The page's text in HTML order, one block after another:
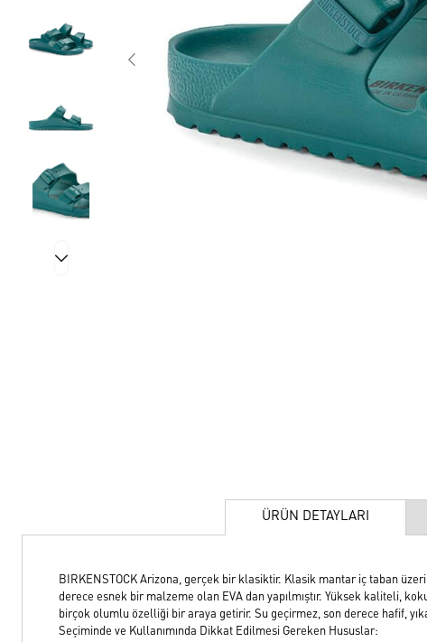
ÜRÜN DETAYLARI
BIRKENSTOCK Arizona, gerçek bir klasiktir. Klasik mantar iç taban
derece esnek bir malzeme olan EVA dan yapılmıştır. Yüksek kaliteli,
birçok olumlu özelliği bir araya getirir. Su geçirmez, son derece hafif,
Seçiminde ve Kullanımında Dikkat Edilmesi Gereken Hususlar: